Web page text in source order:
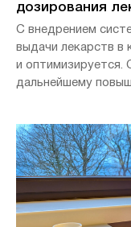
дозирования
С внедрением
выдачи лекарств в
и оптимизируется.
дальнейшему